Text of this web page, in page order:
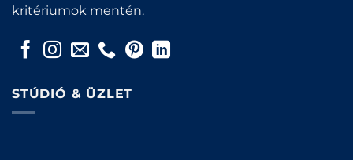
kritériumok mentén.
STÚDIÓ & ÜZLET